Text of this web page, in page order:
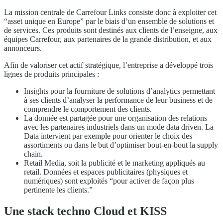
La mission centrale de Carrefour Links consiste donc à exploiter cet
“asset unique en Europe” par le biais d’un ensemble de solutions et
de services. Ces produits sont destinés aux clients de l’enseigne, aux
équipes Carrefour, aux partenaires de la grande distribution, et aux
annonceurs.
Afin de valoriser cet actif stratégique, l’entreprise a développé trois
lignes de produits principales :
Insights pour la fourniture de solutions d’analytics permettant
à ses clients d’analyser la performance de leur business et de
comprendre le comportement des clients.
La donnée est partagée pour une organisation des relations
avec les partenaires industriels dans un mode data driven. La
Data intervient par exemple pour orienter le choix des
assortiments ou dans le but d’optimiser bout-en-bout la supply
chain.
Retail Media, soit la publicité et le marketing appliqués au
retail. Données et espaces publicitaires (physiques et
numériques) sont exploités “pour activer de façon plus
pertinente les clients.”
Une stack techno Cloud et KISS